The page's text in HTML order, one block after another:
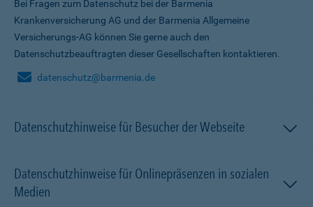
Bei Fragen zum Datenschutz bei der Barmenia
Krankenversicherung AG und der Barmenia Allgemeine
Versicherungs-AG können Sie gerne auch den
Datenschutzbeauftragten dieser Gesellschaften kontaktieren.
datenschutz@barmenia.de
Datenschutzhinweise für Besucher der Webseite
Datenschutzhinweise für Onlinepräsenzen in sozialen
Medien